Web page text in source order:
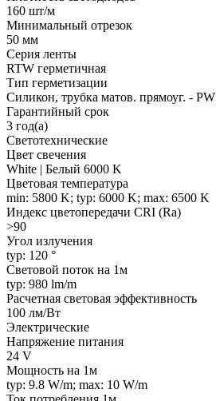
160 шт/м
Минимальный отрезок
50 мм
Серия ленты
RTW герметичная
Тип герметизации
Силикон, трубка матов. прямоуг. - PW
Гарантийный срок
3 год(а)
Светотехнические
Цвет свечения
White | Белый 6000 K
Цветовая температура
min: 5800 K; typ: 6000 K; max: 6500 K
Индекс цветопередачи CRI (Ra)
>90
Угол излучения
typ: 120 °
Световой поток на 1м
typ: 980 lm/m
Расчетная световая эффективность
100 лм/Вт
Электрические
Напряжение питания
24 V
Мощность на 1м
typ: 9.8 W/m; max: 10 W/m